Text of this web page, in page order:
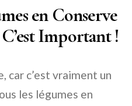
en Conserve
Important !
car c’est vraiment un
les légumes en